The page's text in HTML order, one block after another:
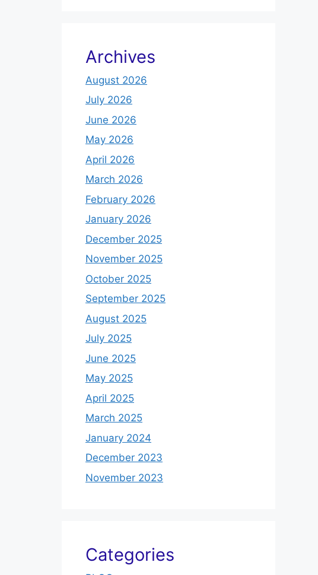
Archives
August 2026
July 2026
June 2026
May 2026
April 2026
March 2026
February 2026
January 2026
December 2025
November 2025
October 2025
September 2025
August 2025
July 2025
June 2025
May 2025
April 2025
March 2025
January 2024
December 2023
November 2023
Categories